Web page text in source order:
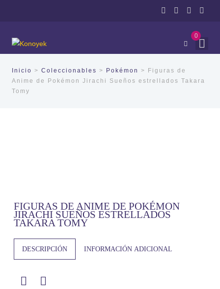
0
Inicio > Coleccionables > Pokémon > Figuras de
Anime de Pokémon Jirachi Sueños estrellados Takara
Tomy
FIGURAS DE ANIME DE POKÉMON
JIRACHI SUEÑOS ESTRELLADOS
TAKARA TOMY
DESCRIPCIÓN INFORMACIÓN ADICIONAL